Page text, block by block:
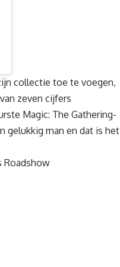
collectie toe te voegen,
zeven cijfers
Magic: The Gathering-
gelukkig man en dat is het
Roadshow